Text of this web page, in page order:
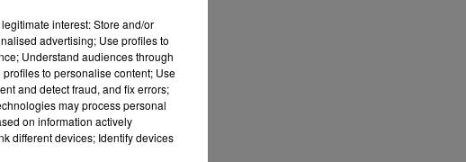
interest: Store and/or
advertising; Use profiles to
Understand audiences through
to personalise content; Use
and detect fraud, and fix errors;
may process personal
on information actively
different devices; Identify devices